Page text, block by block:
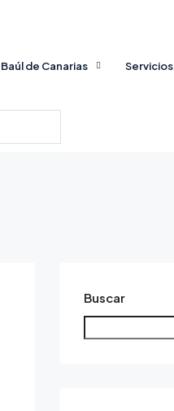
Baúl de Canarias Servicios
Buscar